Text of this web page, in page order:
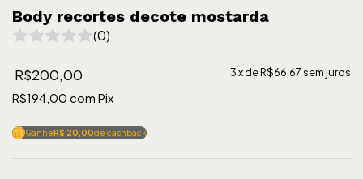
Body recortes decote mostarda
(0)
R$200,00 3x deR$66,67sem juros
R$194,00 com Pix
GanheR$ 20,00de cashback